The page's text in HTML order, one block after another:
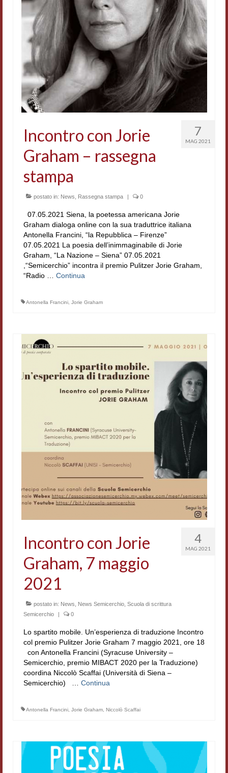
Accordi di cooperazione
Ricerca
Cultura coreana
Koreanische Literatur und Kultur
Hagiographica Coreana
Cultura medioevale
Scrittori Latini dell’Europa Medievale
Corpus Rhythmorum Musicum
Epistolografia
Comparatistica
Semicerchio
Filologia digitale
Lexicon
ALIM
Corpus Rhythmorum Musicum
DIGIMED
Eurasian Latin Archive
Didattica
Master INFOTEXT
Workshop DH
Summer School DH
Pubblicazioni
Hagiographica Coreana
Scrittori latini dell’Europa medioevale
Testi Mediolatini
Altri volumi
Atti di convegno
Presentazione
Numeri
7
MAG 2021
Incontro con Jorie
Graham – rassegna
stampa
postato in: News Rassegna stampa | 0
07.05.2021 Siena, la poetessa americana Jorie
Graham dialoga online con la sua traduttrice italiana
Antonella Francini, “la Repubblica – Firenze”
07.05.2021 La poesia dell’inimmaginabile di Jorie
Graham, “La Nazione – Siena” 07.05.2021
,“Semicerchio” incontra il premio Pulitzer Jorie Graham,
“Radio … Continua
Antonella Francini Jorie Graham
4
MAG 2021
Incontro con Jorie
Graham, 7 maggio
2021
postato in: News News Semicerchio Scuola di scrittura
Semicerchio
| 0
Lo spartito mobile. Un’esperienza di traduzione Incontro
col premio Pulitzer Jorie Graham 7 maggio 2021, ore 18
con Antonella Francini (Syracuse University –
Semicerchio, premio MIBACT 2020 per la Traduzione)
coordina Niccolò Scaffai (Università di Siena –
Semicerchio) … Continua
Antonella Francini Jorie Graham Niccolò Scaffai